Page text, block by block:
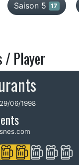
Saison 5 17
/ Player
29/06/1998